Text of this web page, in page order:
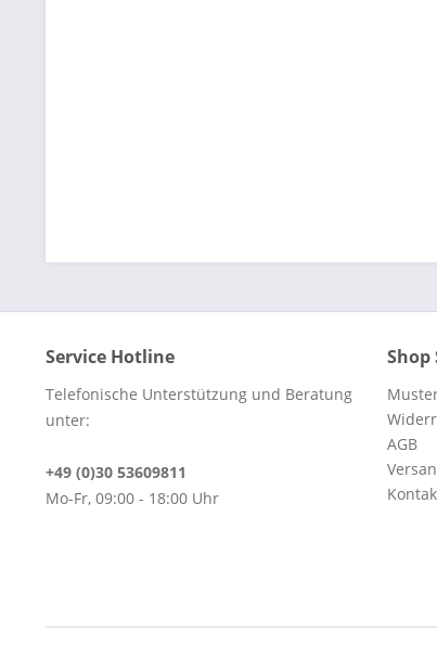
Service Hotline
Telefonische Unterstützung und Beratung
unter:
+49 (0)30 53609811
Mo-Fr, 09:00 - 18:00 Uhr
Shop
AGB